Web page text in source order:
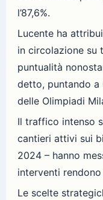
l’87,6%.
Lucente ha
in circolazione su
puntualità
detto, puntando a
delle Olimpiadi
Il traffico intenso
cantieri attivi sui
2024 – hanno
interventi
Le scelte